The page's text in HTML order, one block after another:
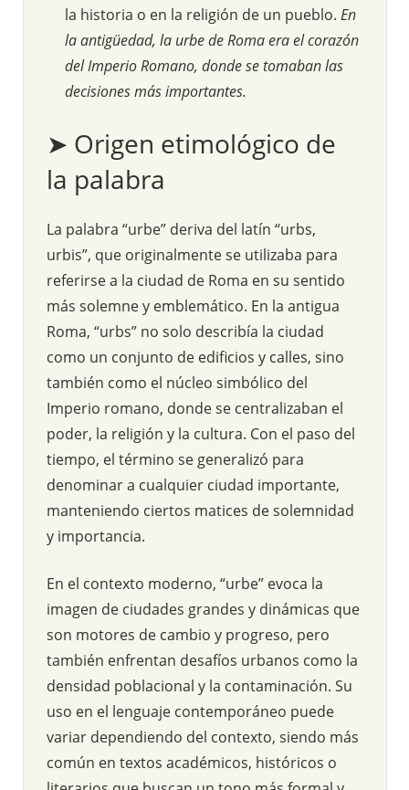
la historia o en la religión de un pueblo. En
la antigüedad, la urbe de Roma era el corazón
del Imperio Romano, donde se tomaban las
decisiones más importantes.
➤ Origen etimológico de
la palabra
La palabra “urbe” deriva del latín “urbs,
urbis”, que originalmente se utilizaba para
referirse a la ciudad de Roma en su sentido
más solemne y emblemático. En la antigua
Roma, “urbs” no solo describía la ciudad
como un conjunto de edificios y calles, sino
también como el núcleo simbólico del
Imperio romano, donde se centralizaban el
poder, la religión y la cultura. Con el paso del
tiempo, el término se generalizó para
denominar a cualquier ciudad importante,
manteniendo ciertos matices de solemnidad
y importancia.
En el contexto moderno, “urbe” evoca la
imagen de ciudades grandes y dinámicas que
son motores de cambio y progreso, pero
también enfrentan desafíos urbanos como la
densidad poblacional y la contaminación. Su
uso en el lenguaje contemporáneo puede
variar dependiendo del contexto, siendo más
común en textos académicos, históricos o